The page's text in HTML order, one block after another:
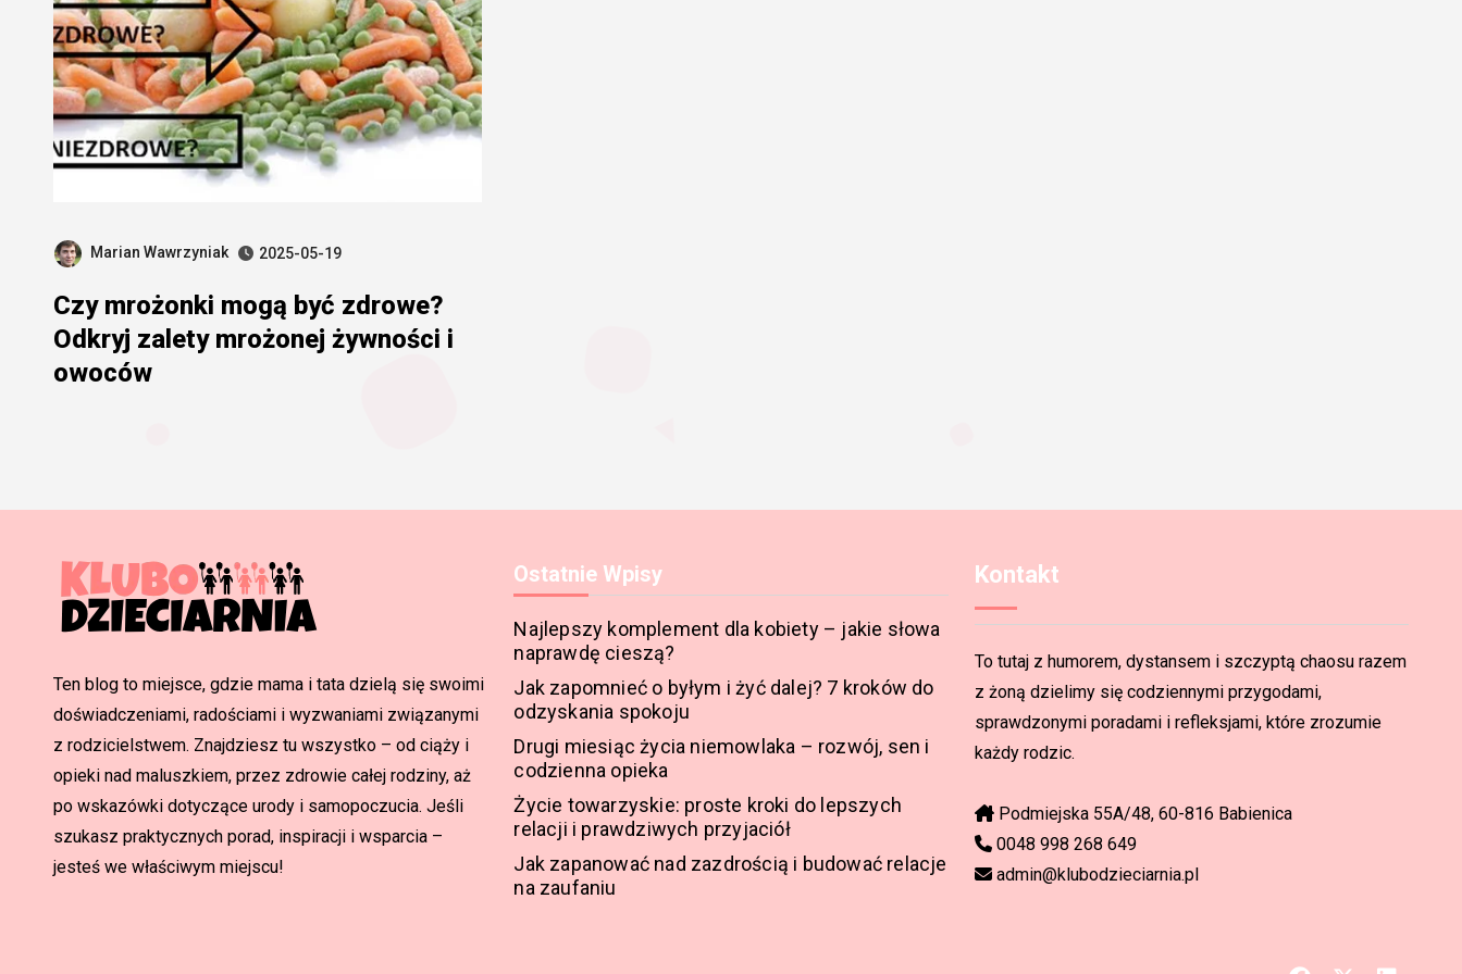
Marian Wawrzyniak 2025-05-19
Czy mrożonki mogą być zdrowe?
Odkryj zalety mrożonej żywności i
owoców
Ten blog to miejsce, gdzie mama i tata dzielą się swoimi
doświadczeniami, radościami i wyzwaniami związanymi
z rodzicielstwem. Znajdziesz tu wszystko – od ciąży i
opieki nad maluszkiem, przez zdrowie całej rodziny, aż
po wskazówki dotyczące urody i samopoczucia. Jeśli
szukasz praktycznych porad, inspiracji i wsparcia –
jesteś we właściwym miejscu!
Ostatnie Wpisy
Najlepszy komplement dla kobiety – jakie słowa
naprawdę cieszą?
Jak zapomnieć o byłym i żyć dalej? 7 kroków do
odzyskania spokoju
Drugi miesiąc życia niemowlaka – rozwój, sen i
codzienna opieka
Życie towarzyskie: proste kroki do lepszych
relacji i prawdziwych przyjaciół
Jak zapanować nad zazdrością i budować relacje
na zaufaniu
Kontakt
To tutaj z humorem, dystansem i szczyptą chaosu razem
z żoną dzielimy się codziennymi przygodami,
sprawdzonymi poradami i refleksjami, które zrozumie
każdy rodzic.
Podmiejska 55A/48, 60-816 Babienica
0048 998 268 649
admin@klubodzieciarnia.pl